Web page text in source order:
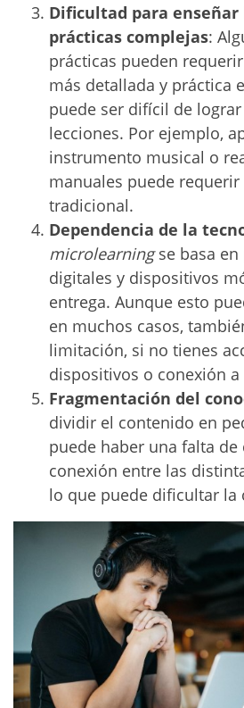
Dificultad para
prácticas complejas:
prácticas pueden
más detallada y práctica
puede ser difícil de
lecciones. Por ejemplo,
instrumento musical o
manuales puede
tradicional.
Dependencia de la
microlearningse basa en
digitales y dispositivos
entrega. Aunque esto
en muchos casos,
limitación, si no tienes
dispositivos o conexión
Fragmentación del
dividir el contenido en
puede haber una falta de
conexión entre las
lo que puede dificultar la